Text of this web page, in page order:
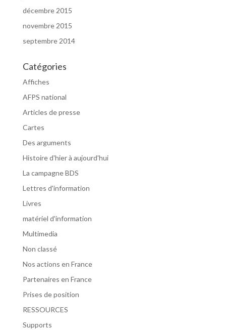
décembre 2015
novembre 2015
septembre 2014
Catégories
Affiches
AFPS national
Articles de presse
Cartes
Des arguments
Histoire d'hier à aujourd'hui
La campagne BDS
Lettres d'information
Livres
matériel d'information
Multimedia
Non classé
Nos actions en France
Partenaires en France
Prises de position
RESSOURCES
Supports